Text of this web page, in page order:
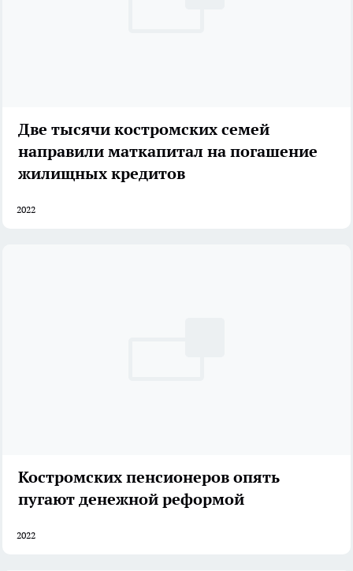
Две тысячи костромских семей
направили маткапитал на погашение
жилищных кредитов
2022
Костромских пенсионеров опять
пугают денежной реформой
2022